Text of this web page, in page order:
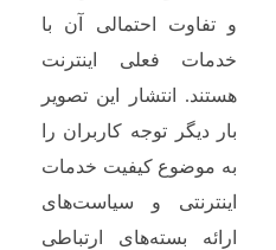
و تفاوت احتمالی آن با
خدمات فعلی اینترنت
هستند. انتشار این تصویر
بار دیگر توجه کاربران را
به موضوع کیفیت خدمات
اینترنتی و سیاست‌های
ارائه بسته‌های ارتباطی